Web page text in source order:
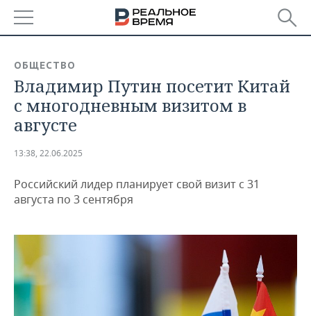
БАШКОРТОСТАН
ТАТАРСТАН
НОВОСТИ
АНАЛИТИКА
ДЕКЛАРАЦИИ О ДОХОДАХ
КОРОЛИ ГОСЗАКАЗА ПФО
ВУЗЫ ТАТАРСТАНА
КОМУ ПРИНАДЛЕЖАТ
ТОРГОВЫЕ ЦЕНТРЫ
ТАТАРСТАНА
НОВОСТИ ЭКОНОМИКИ
ФИНАНСЫ
БАНКИ
БЮДЖЕТ
ИНВЕСТИЦИИ
ПРОМЫШЛЕННОСТЬ
НОВОСТИ
АГРОПРОМ
МАШИНОСТРОЕНИЕ
НЕДВИЖИМОСТЬ
НОВОСТИ НЕДВИЖИМОСТИ
АВТО
НОВОСТИ АВТО
БИЗНЕС
НОВОСТИ БИЗНЕСА
ТЕХНОЛОГИИ
ОБЩЕСТВО
Владимир Путин посетит Китай
с многодневным визитом в
августе
13:38, 22.06.2025
Российский лидер планирует свой визит с 31
августа по 3 сентября